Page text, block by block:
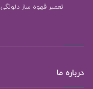
تعمیر قهوه ساز دلونگی
درباره ما